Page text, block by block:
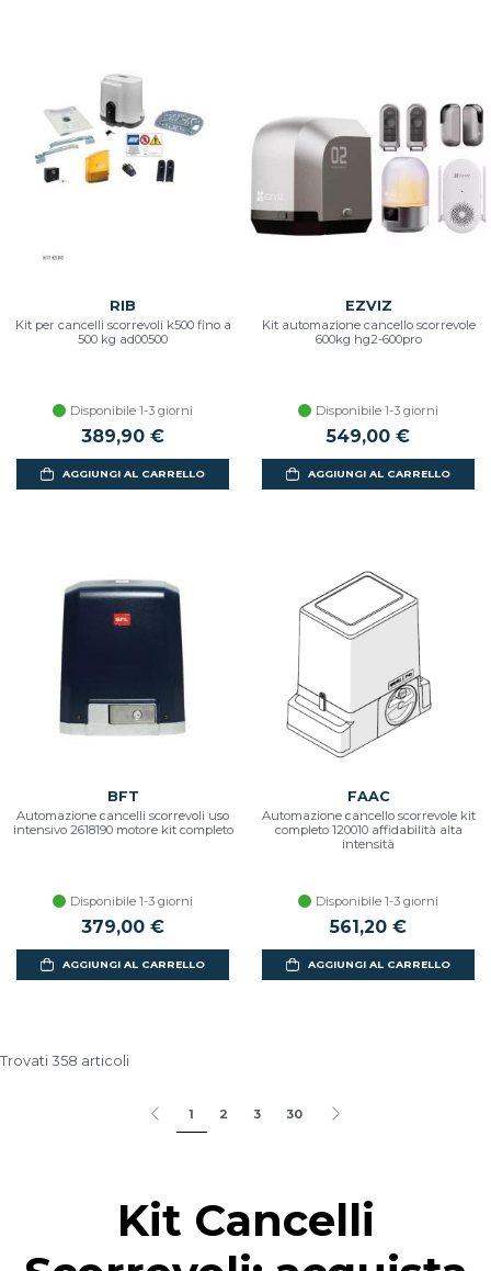
RIB
Kit per cancelli scorrevoli k500 fino a
500 kg ad00500
Disponibile 1-3 giorni
389,90 €
AGGIUNGI AL CARRELLO
EZVIZ
Kit automazione cancello scorrevole
600kg hg2-600pro
Disponibile 1-3 giorni
549,00 €
AGGIUNGI AL CARRELLO
BFT
Automazione cancelli scorrevoli uso
intensivo 2618190 motore kit completo
Disponibile 1-3 giorni
379,00 €
AGGIUNGI AL CARRELLO
FAAC
Automazione cancello scorrevole kit
completo 120010 affidabilità alta
intensità
Disponibile 1-3 giorni
561,20 €
AGGIUNGI AL CARRELLO
Trovati 358 articoli
1 2 3 30
Kit Cancelli